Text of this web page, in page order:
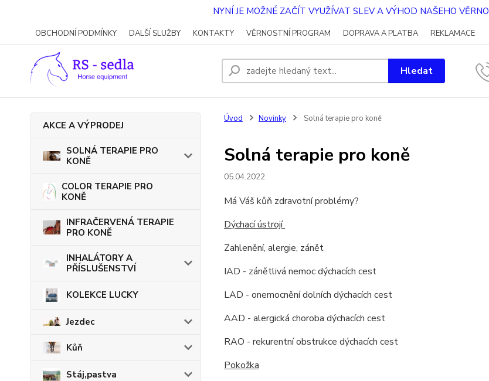
NYNÍ JE MOŽNÉ ZAČÍT VYUŽÍVAT SLEV A VÝHOD NAŠEHO
OBCHODNÍ PODMÍNKY DALŠÍ SLUŽBY KONTAKTY VĚRNOSTNÍ PROGRAM DOPRAVA A PLATBA REKLAMACE
Hledat
AKCE A VÝPRODEJ
SOLNÁ TERAPIE PRO
KONĚ
COLOR TERAPIE PRO
KONĚ
INFRAČERVENÁ TERAPIE
PRO KONĚ
INHALÁTORY A
PŘÍSLUŠENSTVÍ
KOLEKCE LUCKY
Jezdec
Kůň
Stáj,pastva
Úvod Novinky Solná terapie pro koně
Solná terapie pro koně
05.04.2022
Má Váš kůň zdravotní problémy?
Dýchací ústrojí
Zahlenění, alergie, zánět
IAD - zánětlivá nemoc dýchacích cest
LAD - onemocnění dolních dýchacích cest
AAD - alergická choroba dýchacích cest
RAO - rekurentní obstrukce dýchacích cest
Pokožka